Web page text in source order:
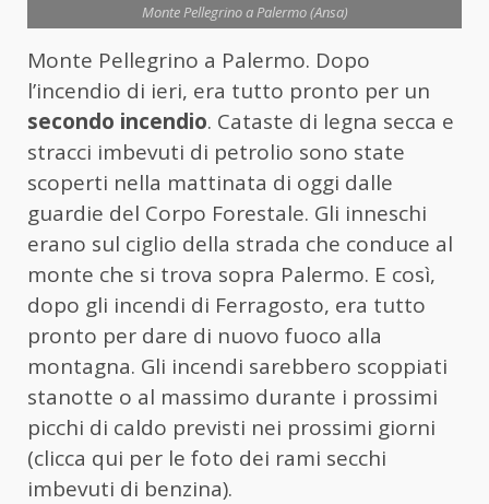
Monte Pellegrino a Palermo (Ansa)
Monte Pellegrino a Palermo. Dopo
l’incendio di ieri, era tutto pronto per un
secondo incendio. Cataste di legna secca e
stracci imbevuti di petrolio sono state
scoperti nella mattinata di oggi dalle
guardie del Corpo Forestale. Gli inneschi
erano sul ciglio della strada che conduce al
monte che si trova sopra Palermo. E così,
dopo gli incendi di Ferragosto, era tutto
pronto per dare di nuovo fuoco alla
montagna. Gli incendi sarebbero scoppiati
stanotte o al massimo durante i prossimi
picchi di caldo previsti nei prossimi giorni
(clicca qui per le foto dei rami secchi
imbevuti di benzina).